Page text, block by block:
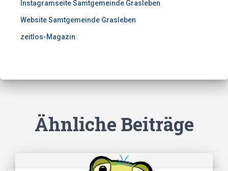
Instagramseite Samtgemeinde Grasleben
Website Samtgemeinde Grasleben
zeitlos-Magazin
Ähnliche Beiträge